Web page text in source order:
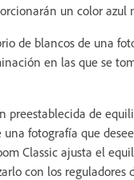
un color azul
de blancos de una
en las que se
preestablecida de
fotografía que
Classic ajusta el
con los reguladores